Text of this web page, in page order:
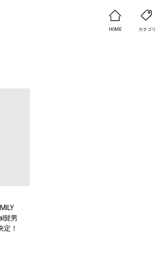
HOME カテゴリ
髭男
定！